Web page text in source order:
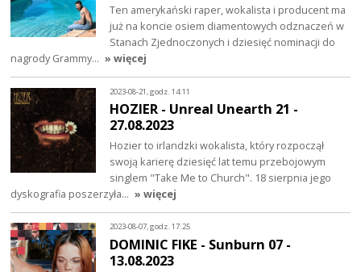
Ten amerykański raper, wokalista i producent ma
już na koncie osiem diamentowych odznaczeń w
Stanach Zjednoczonych i dziesięć nominacji do
nagrody Grammy… » więcej
2023-08-21, godz. 14:11
HOZIER - Unreal Unearth 21 -
27.08.2023
Hozier to irlandzki wokalista, który rozpoczął
swoją karierę dziesięć lat temu przebojowym
singlem "Take Me to Church". 18 sierpnia jego
dyskografia poszerzyła… » więcej
2023-08-07, godz. 17:25
DOMINIC FIKE - Sunburn 07 -
13.08.2023